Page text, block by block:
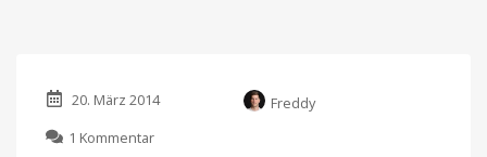
20. März 2014
Freddy
1 Kommentar